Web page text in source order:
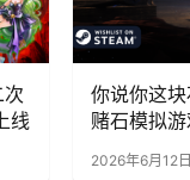
线
你说你这
赌石模拟
2026年6月12日